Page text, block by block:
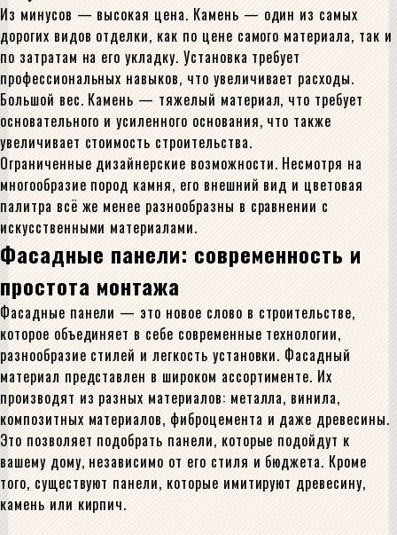
Из минусов — высокая цена. Камень — один из самых
дорогих видов отделки, как по цене самого материала, так и
по затратам на его укладку. Установка требует
профессиональных навыков, что увеличивает расходы.
Большой вес. Камень — тяжелый материал, что требует
основательного и усиленного основания, что также
увеличивает стоимость строительства.
Ограниченные дизайнерские возможности. Несмотря на
многообразие пород камня, его внешний вид и цветовая
палитра всё же менее разнообразны в сравнении с
искусственными материалами.
Фасадные панели: современность и
простота монтажа
Фасадные панели — это новое слово в строительстве,
которое объединяет в себе современные технологии,
разнообразие стилей и легкость установки. Фасадный
материал представлен в широком ассортименте. Их
производят из разных материалов: металла, винила,
композитных материалов, фиброцемента и даже древесины.
Это позволяет подобрать панели, которые подойдут к
вашему дому, независимо от его стиля и бюджета. Кроме
того, существуют панели, которые имитируют древесину,
камень или кирпич.